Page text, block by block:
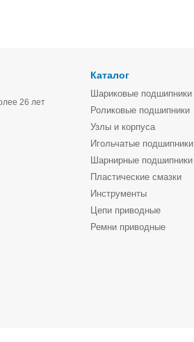
26 лет
Каталог
Шариковые подшипники
Роликовые подшипники
Узлы и корпуса
Игольчатые подшипники
Шарнирные подшипники
Пластические смазки
Инструменты
Цепи приводные
Ремни приводные